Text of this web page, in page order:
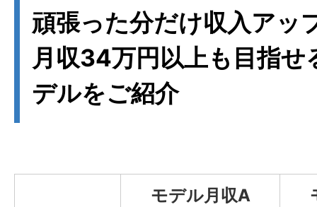
6:00～
6:30
運行開始、A工場へ
06:30～
A工場到着（積込作
運搬開始
頑張った分だけ収入アッ
月収34万円以上も目指せ
デルをご紹介
モデル月収A